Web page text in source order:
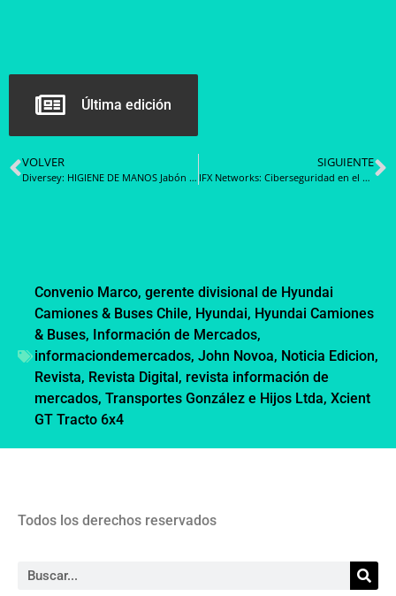
Última edición
VOLVER
Diversey: HIGIENE DE MANOS Jabón antibacteriano versus jabón de uso general en el lavado de manos
SIGUIENTE
IFX Networks: Ciberseguridad en el sector salud, Principales retos para resguardar la información clínica
Convenio Marco, gerente divisional de Hyundai
Camiones & Buses Chile, Hyundai, Hyundai Camiones
& Buses, Información de Mercados,
informaciondemercados, John Novoa, Noticia Edicion,
Revista, Revista Digital, revista información de
mercados, Transportes González e Hijos Ltda, Xcient
GT Tracto 6x4
Todos los derechos reservados